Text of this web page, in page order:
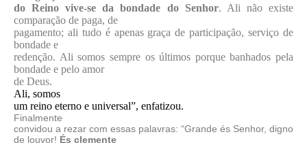
do Reino vive-se da bondade do Senhor. Ali não existe
comparação de paga, de
pagamento; ali tudo é apenas graça de participação, serviço de
bondade e
redenção. Ali somos sempre os últimos porque banhados pela
bondade e pelo amor
de Deus.
Ali, somos
um reino eterno e universal”, enfatizou.
Finalmente
convidou a rezar com essas palavras: “Grande és Senhor, digno
de louvor! És clemente